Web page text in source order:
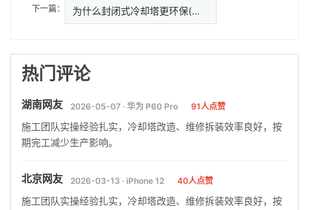
下一篇： 为什么封闭式冷却塔更环保(闭式
热门评论
湖南网友 2026-05-07 · 华为 P60 Pro 91人点赞
施工团队实操经验扎实，冷却塔改造、维修拆装效率良好，按
期完工减少生产影响。
北京网友 2026-03-13 · iPhone 12 40人点赞
施工团队实操经验扎实，冷却塔改造、维修拆装效率良好，按